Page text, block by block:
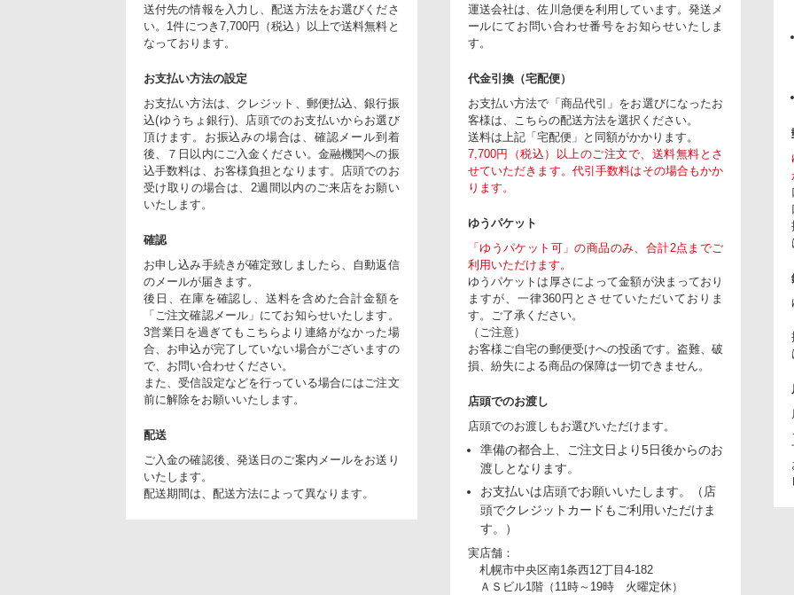
送付先の情報を入力し、配送方法をお選びくださ
い。1件につき7,700円（税込）以上で送料無料と
なっております。
お支払い方法の設定
お支払い方法は、クレジット、郵便払込、銀行振
込(ゆうちょ銀行)、店頭でのお支払いからお選び
頂けます。お振込みの場合は、確認メール到着
後、７日以内にご入金ください。金融機関への振
込手数料は、お客様負担となります。店頭でのお
受け取りの場合は、2週間以内のご来店をお願い
いたします。
確認
お申し込み手続きが確定致しましたら、自動返信
のメールが届きます。
後日、在庫を確認し、送料を含めた合計金額を
「ご注文確認メール」にてお知らせいたします。
3営業日を過ぎてもこちらより連絡がなかった場
合、お申込が完了していない場合がございますの
で、お問い合わせください。
また、受信設定などを行っている場合にはご注文
前に解除をお願いいたします。
配送
ご入金の確認後、発送日のご案内メールをお送り
いたします。
配送期間は、配送方法によって異なります。
運送会社は、佐川急便を利用しています。発送メ
ールにてお問い合わせ番号をお知らせいたしま
す。
代金引換（宅配便）
お支払い方法で「商品代引」をお選びになったお
客様は、こちらの配送方法を選択ください。
送料は上記「宅配便」と同額がかかります。
7,700円（税込）以上のご注文で、送料無料とさ
せていただきます。代引手数料はその場合もかか
ります。
ゆうパケット
「ゆうパケット可」の商品のみ、合計2点までご
利用いただけます。
ゆうパケットは厚さによって金額が決まっており
ますが、一律360円とさせていただいておりま
す。ご了承ください。
（ご注意）
お客様ご自宅の郵便受けへの投函です。盗難、破
損、紛失による商品の保障は一切できません。
店頭でのお渡し
店頭でのお渡しもお選びいただけます。
準備の都合上、ご注文日より5日後からのお
渡しとなります。
お支払いは店頭でお願いいたします。（店
頭でクレジットカードもご利用いただけま
す。）
実店舗：
札幌市中央区南1条西12丁目4-182
ＡＳビル1階（11時～19時 火曜定休）